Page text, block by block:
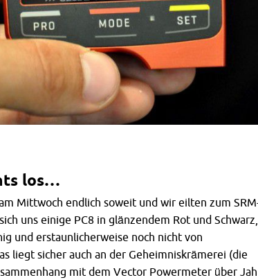
los…
Mittwoch endlich soweit und wir eilten zum
uns einige PC8 in glänzendem Rot und Schwarz,
und erstaunlicherweise noch nicht von
liegt sicher auch an der Geheimniskrämerei (die
mit dem Vector Powermeter über